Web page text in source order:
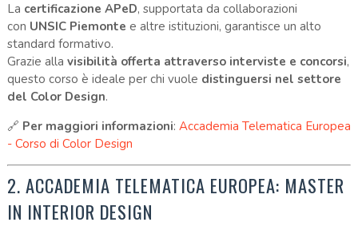
La certificazione APeD, supportata da collaborazioni
con UNSIC Piemonte e altre istituzioni, garantisce un alto
standard formativo.
Grazie alla visibilità offerta attraverso interviste e concorsi,
questo corso è ideale per chi vuole distinguersi nel settore
del Color Design.
🔗 Per maggiori informazioni: Accademia Telematica Europea
- Corso di Color Design
2. ACCADEMIA TELEMATICA EUROPEA: MASTER
IN INTERIOR DESIGN